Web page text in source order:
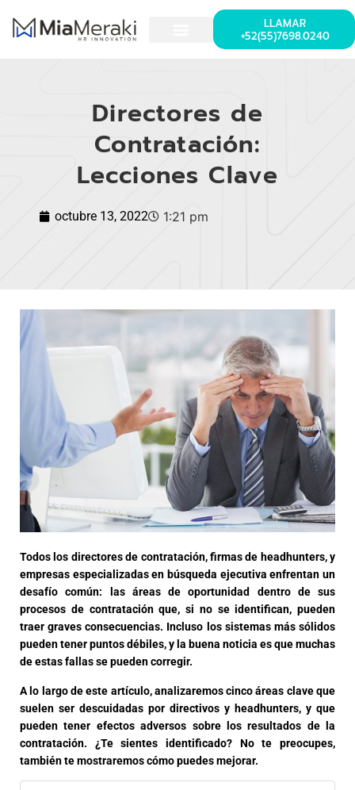
LLAMAR
+52(55)7698.0240
Directores de
Contratación:
Lecciones Clave
octubre 13, 2022 1:21 pm
Todos los directores de contratación, firmas de headhunters, y
empresas especializadas en búsqueda ejecutiva enfrentan un
desafío común: las áreas de oportunidad dentro de sus
procesos de contratación que, si no se identifican, pueden
traer graves consecuencias. Incluso los sistemas más sólidos
pueden tener puntos débiles, y la buena noticia es que muchas
de estas fallas se pueden corregir.
A lo largo de este artículo, analizaremos cinco áreas clave que
suelen ser descuidadas por directivos y headhunters, y que
pueden tener efectos adversos sobre los resultados de la
contratación. ¿Te sientes identificado? No te preocupes,
también te mostraremos cómo puedes mejorar.